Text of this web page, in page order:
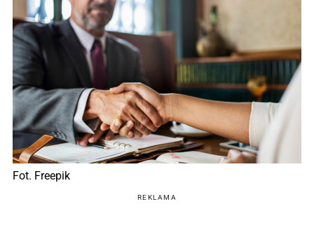
Fot. Freepik
REKLAMA